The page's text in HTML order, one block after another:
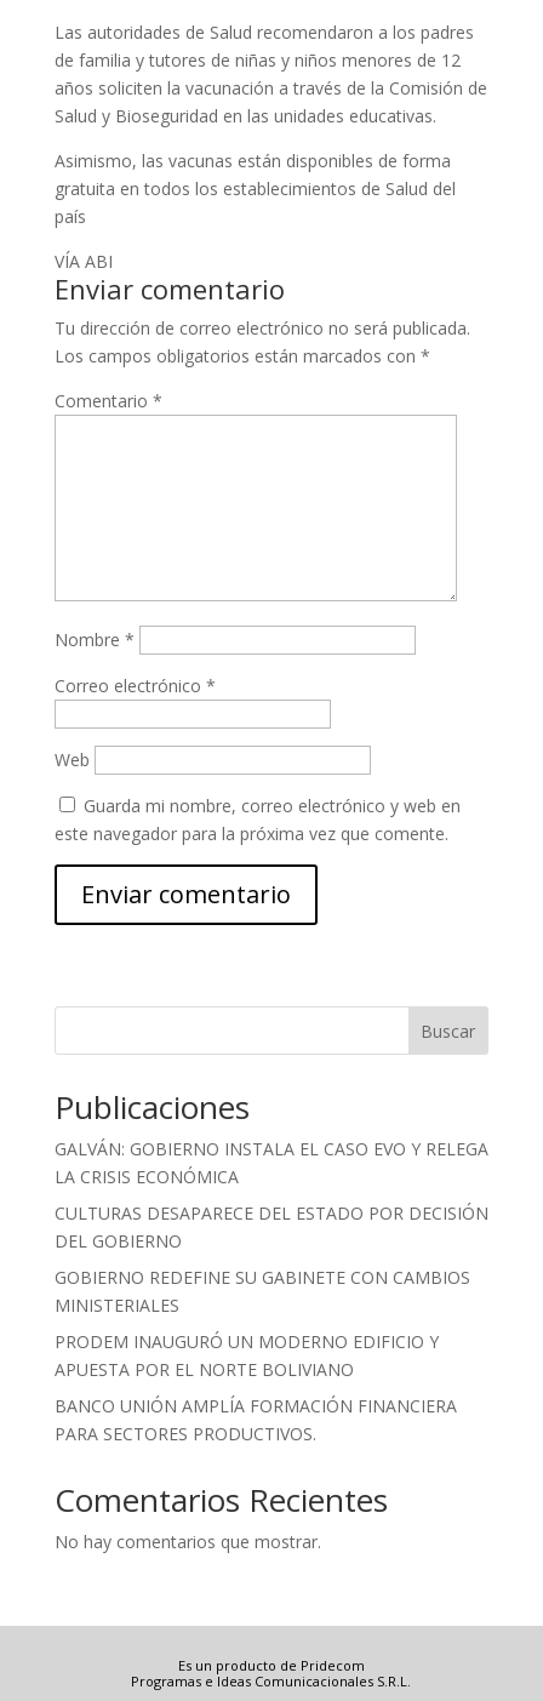
Las autoridades de Salud recomendaron a los padres
de familia y tutores de niñas y niños menores de 12
años soliciten la vacunación a través de la Comisión de
Salud y Bioseguridad en las unidades educativas.
Asimismo, las vacunas están disponibles de forma
gratuita en todos los establecimientos de Salud del
país
VÍA ABI
Enviar comentario
Tu dirección de correo electrónico no será publicada.
Los campos obligatorios están marcados con *
Comentario *
Nombre *
Correo electrónico *
Web
Guarda mi nombre, correo electrónico y web en
este navegador para la próxima vez que comente.
Buscar
Publicaciones
GALVÁN: GOBIERNO INSTALA EL CASO EVO Y RELEGA
LA CRISIS ECONÓMICA
CULTURAS DESAPARECE DEL ESTADO POR DECISIÓN
DEL GOBIERNO
GOBIERNO REDEFINE SU GABINETE CON CAMBIOS
MINISTERIALES
PRODEM INAUGURÓ UN MODERNO EDIFICIO Y
APUESTA POR EL NORTE BOLIVIANO
BANCO UNIÓN AMPLÍA FORMACIÓN FINANCIERA
PARA SECTORES PRODUCTIVOS.
Comentarios Recientes
No hay comentarios que mostrar.
Es un producto de Pridecom
Programas e Ideas Comunicacionales S.R.L.